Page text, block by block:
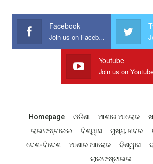
Facebook
Join us on Facebook
Youtube
Join us on Youtube
Homepage ଓଡିଶା ଆଶାର ଆଲୋକ
ଲାଇଫଷ୍ଟାଇଲ
ବିଶ୍ୱାସ ମୁଖ୍ୟ ଖବର
ଦେଶ-ବିଦେଶ
ଆଶାର ଆଲୋକ ବିଶ୍ୱାସ
ଲାଇଫଷ୍ଟାଇଲ